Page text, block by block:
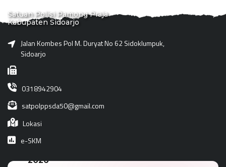
Satuan Polisi Pamong Praja
Kabupaten Sidoarjo
Jalan Kombes Pol M. Duryat No 62 Sidoklumpuk,
Sidoarjo
0318942904
satpolppsda50@gmail.com
Lokasi
e-SKM